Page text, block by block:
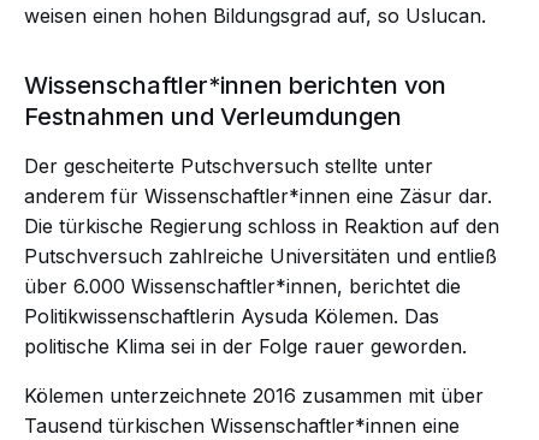
weisen einen hohen Bildungsgrad auf, so Uslucan.
Wissenschaftler*innen berichten von
Festnahmen und Verleumdungen
Der gescheiterte Putschversuch stellte unter
anderem für Wissenschaftler*innen eine Zäsur dar.
Die türkische Regierung schloss in Reaktion auf den
Putschversuch zahlreiche Universitäten und entließ
über 6.000 Wissenschaftler*innen, berichtet die
Politikwissenschaftlerin Aysuda Kölemen. Das
politische Klima sei in der Folge rauer geworden.
Kölemen unterzeichnete 2016 zusammen mit über
Tausend türkischen Wissenschaftler*innen eine